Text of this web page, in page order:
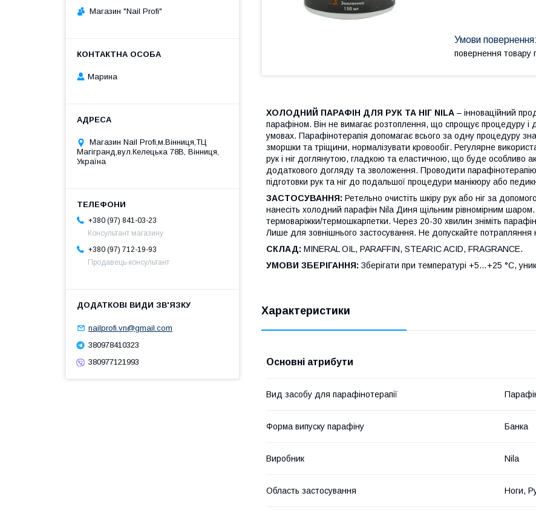
повернення товару
ХОЛОДНИЙ ПАРАФІН ДЛЯ РУК ТА НІГ NILA – інноваційний
парафіном. Він не вимагає розтоплення, що спрощує процедуру і
умовах. Парафінотерапія допомагає всього за одну процедуру
зморшки та тріщини, нормалізувати кровообіг. Регулярне
рук і ніг доглянутою, гладкою та еластичною, що буде особливо
додаткового догляду та зволоження. Проводити
підготовки рук та ніг до подальшої процедури манікюру або
ЗАСТОСУВАННЯ: Ретельно очистіть шкіру рук або ніг за
нанесіть холодний парафін Nila Диня щільним рівномірним шаром.
термоваріжки/термошкарпетки. Через 20-30 хвилин зніміть
Лише для зовнішнього застосування. Не допускайте потрапляння
СКЛАД: MINERAL OIL, PARAFFIN, STEARIC ACID, FRAGRANCE.
УМОВИ ЗБЕРІГАННЯ: Зберігати при температурі +5…+25 °С,
Характеристики
Основні атрибути
Вид засобу для парафінотерапії
Форма випуску парафіну Банка
Виробник Nila
Область застосування Ноги,
Магазин "Nail Profi"
Марина
Магазин Nail Profi,м.Вінниця,ТЦ
Магігранд,вул.Келецька 78В, Вінниця,
Україна
+380 (97) 841-03-23
Консультант магазину
+380 (97) 712-19-93
Продавець-консультант
nailprofi.vn@gmail.com
380978410323
380977121993